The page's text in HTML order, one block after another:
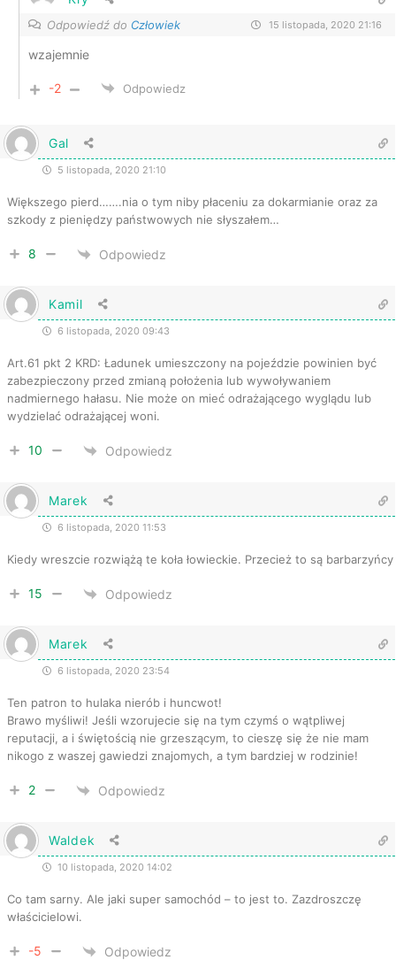
Odpowiedź do Człowiek 15 listopada, 2020 21:16
wzajemnie
-2 Odpowiedz
Gal
5 listopada, 2020 21:10
Większego pierd…….nia o tym niby płaceniu za dokarmianie oraz za
szkody z pieniędzy państwowych nie słyszałem…
8 Odpowiedz
Kamil
6 listopada, 2020 09:43
Art.61 pkt 2 KRD: Ładunek umieszczony na pojeździe powinien być
zabezpieczony przed zmianą położenia lub wywoływaniem
nadmiernego hałasu. Nie może on mieć odrażającego wyglądu lub
wydzielać odrażającej woni.
10 Odpowiedz
Marek
6 listopada, 2020 11:53
Kiedy wreszcie rozwiążą te koła łowieckie. Przecież to są barbarzyńcy
15 Odpowiedz
Marek
6 listopada, 2020 23:54
Ten patron to hulaka nierób i huncwot!
Brawo myśliwi! Jeśli wzorujecie się na tym czymś o wątpliwej
reputacji, a i świętością nie grzeszącym, to cieszę się że nie mam
nikogo z waszej gawiedzi znajomych, a tym bardziej w rodzinie!
2 Odpowiedz
Waldek
10 listopada, 2020 14:02
Co tam sarny. Ale jaki super samochód – to jest to. Zazdroszczę
właścicielowi.
-5 Odpowiedz